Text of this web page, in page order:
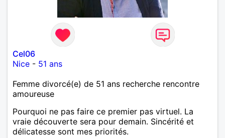
Cel06
Nice - 51 ans
Femme divorcé(e) de 51 ans recherche rencontre
amoureuse
Pourquoi ne pas faire ce premier pas virtuel. La
vraie découverte sera pour demain. Sincérité et
délicatesse sont mes priorités.